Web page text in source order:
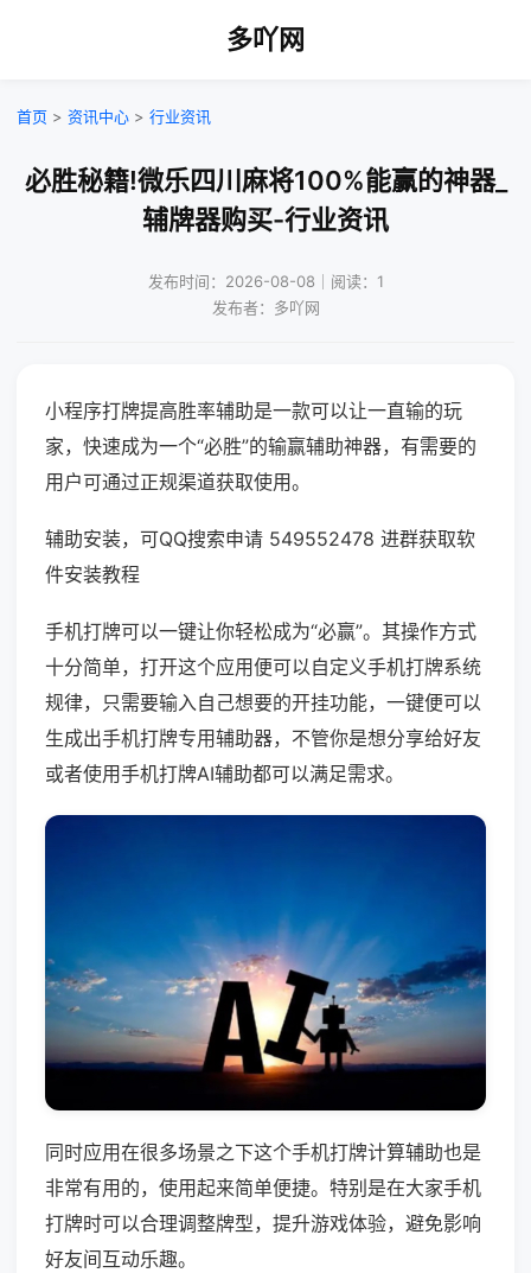
多吖网
首页 > 资讯中心 > 行业资讯
必胜秘籍!微乐四川麻将100%能赢的神器_
辅牌器购买-行业资讯
发布时间：2026-08-08｜阅读：1
发布者：多吖网
小程序打牌提高胜率辅助是一款可以让一直输的玩
家，快速成为一个“必胜”的输赢辅助神器，有需要的
用户可通过正规渠道获取使用。
辅助安装，可QQ搜索申请 549552478 进群获取软
件安装教程
手机打牌可以一键让你轻松成为“必赢”。其操作方式
十分简单，打开这个应用便可以自定义手机打牌系统
规律，只需要输入自己想要的开挂功能，一键便可以
生成出手机打牌专用辅助器，不管你是想分享给好友
或者使用手机打牌AI辅助都可以满足需求。
同时应用在很多场景之下这个手机打牌计算辅助也是
非常有用的，使用起来简单便捷。特别是在大家手机
打牌时可以合理调整牌型，提升游戏体验，避免影响
好友间互动乐趣。